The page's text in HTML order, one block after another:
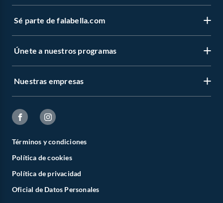
Sé parte de falabella.com
Únete a nuestros programas
Nuestras empresas
Términos y condiciones
Política de cookies
Política de privacidad
Oficial de Datos Personales